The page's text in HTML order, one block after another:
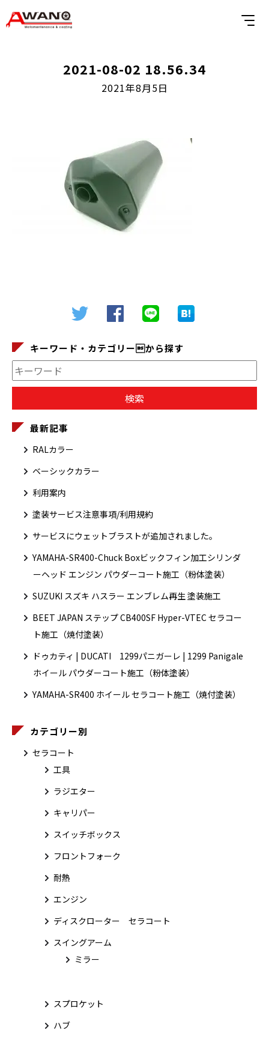
2021-08-02 18.56.34
2021年8月5日
キーワード・カテゴリーから探す
最新記事
RALカラー
ベーシックカラー
利用案内
塗装サービス注意事項/利用規約
サービスにウェットブラストが追加されました。
YAMAHA-SR400-Chuck Boxビックフィン加工シリンダ
ーヘッド エンジン パウダーコート施工（粉体塗装）
SUZUKI スズキ ハスラー エンブレム再生 塗装施工
BEET JAPAN ステップ CB400SF Hyper-VTEC セラコー
ト施工（焼付塗装）
ドゥカティ | DUCATI 1299パニガーレ | 1299 Panigale
ホイール パウダーコート施工（粉体塗装）
YAMAHA-SR400 ホイール セラコート施工（焼付塗装）
カテゴリー別
セラコート
工具
ラジエター
キャリパー
スイッチボックス
フロントフォーク
耐熱
エンジン
ディスクローター セラコート
スイングアーム
ミラー
スプロケット
ハブ